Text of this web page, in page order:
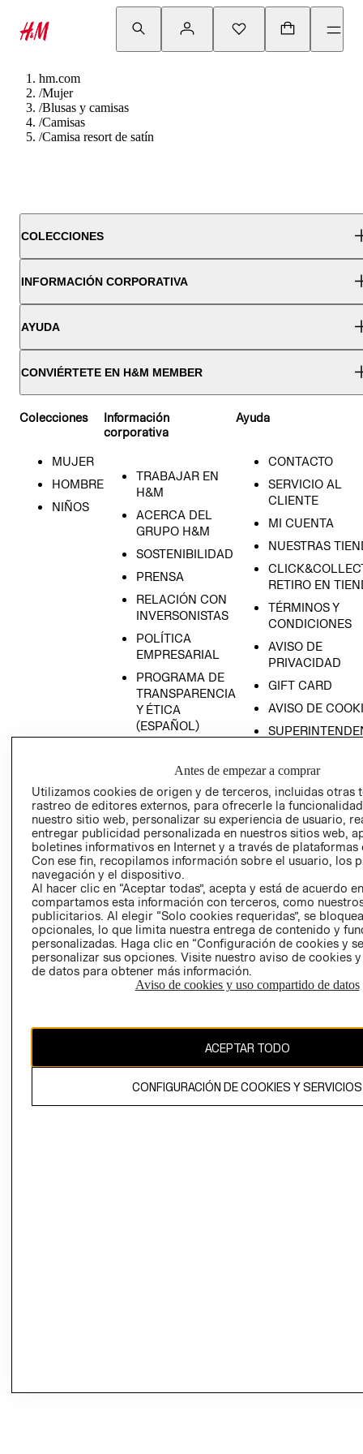
hm.com
/Mujer
/Blusas y camisas
/Camisas
/Camisa resort de satín
COLECCIONES
INFORMACIÓN CORPORATIVA
AYUDA
CONVIÉRTETE EN H&M MEMBER
Colecciones
MUJER
HOMBRE
NIÑOS
Información
corporativa
TRABAJAR EN
H&M
ACERCA DEL
GRUPO H&M
SOSTENIBILIDAD
PRENSA
RELACIÓN CON
INVERSONISTAS
POLÍTICA
EMPRESARIAL
PROGRAMA DE
TRANSPARENCIA
Y ÉTICA
(ESPAÑOL)
TRANSPARENCIA
Ayuda
CONTACTO
SERVICIO AL
CLIENTE
MI CUENTA
NUESTRAS
RETIRO EN
TÉRMINOS Y
CONDICIONES
AVISO DE
PRIVACIDAD
GIFT CARD
AVISO DE
PETICIONES
QUEJAS Y
RECLAMOS
Colombia ($)
CAMBIAR REGIÓN
El contenido de esta página web está protegido por copyright y es
propiedad de H&M Hennes & Mauritz AB.
Antes de empezar a comprar
Utilizamos cookies de origen y de terceros, incluidas otras
rastreo de editores externos, para ofrecerle la
nuestro sitio web, personalizar su experiencia de usuario,
entregar publicidad personalizada en nuestros sitios web,
boletines informativos en Internet y a través de plataformas
Con ese fin, recopilamos información sobre el usuario, los
navegación y el dispositivo.
Al hacer clic en “Aceptar todas”, acepta y está de acuerdo
compartamos esta información con terceros, como
publicitarios. Al elegir “Solo cookies requeridas”, se
opcionales, lo que limita nuestra entrega de contenido y
personalizadas. Haga clic en “Configuración de cookies y
personalizar sus opciones. Visite nuestro aviso de cookies
de datos para obtener más información.
Aviso de cookies y uso compartido de datos
ACEPTAR TODO
CONFIGURACIÓN DE COOKIES Y SERVICIOS